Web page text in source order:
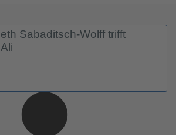
Sabaditsch-Wolff trifft